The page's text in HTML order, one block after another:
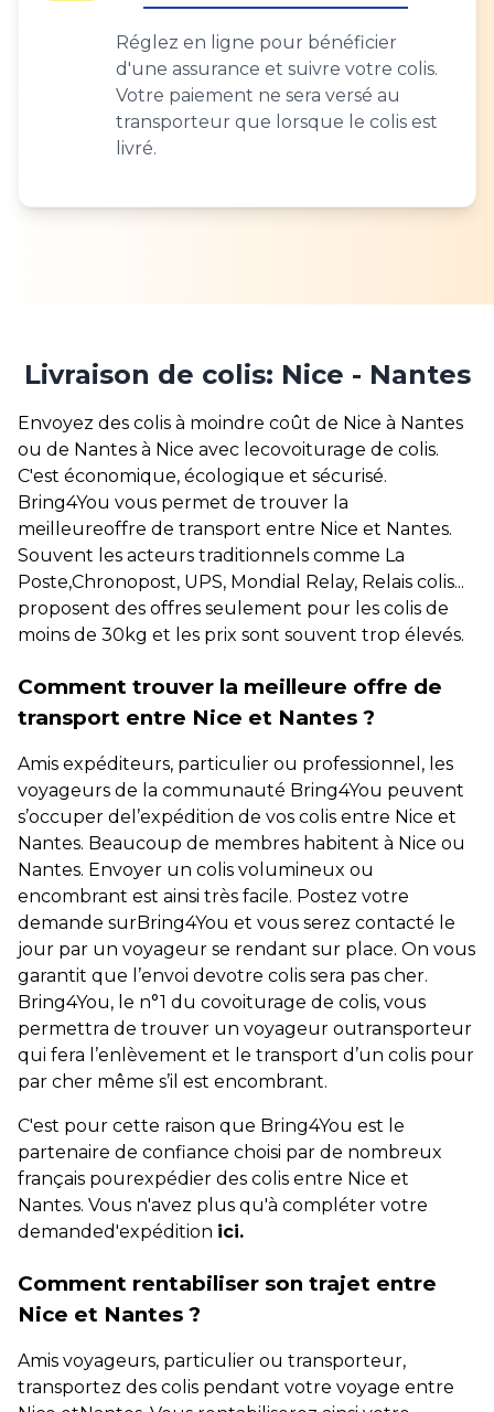
Réglez en ligne pour bénéficier
d'une assurance et suivre votre colis.
Votre paiement ne sera versé au
transporteur que lorsque le colis est
livré.
Livraison de colis: Nice - Nantes
Envoyez des colis à moindre coût de Nice à Nantes
ou de Nantes à Nice avec lecovoiturage de colis.
C'est économique, écologique et sécurisé.
Bring4You vous permet de trouver la
meilleureoffre de transport entre Nice et Nantes.
Souvent les acteurs traditionnels comme La
Poste,Chronopost, UPS, Mondial Relay, Relais colis...
proposent des offres seulement pour les colis de
moins de 30kg et les prix sont souvent trop élevés.
Comment trouver la meilleure offre de
transport entre Nice et Nantes ?
Amis expéditeurs, particulier ou professionnel, les
voyageurs de la communauté Bring4You peuvent
s’occuper del’expédition de vos colis entre Nice et
Nantes. Beaucoup de membres habitent à Nice ou
Nantes. Envoyer un colis volumineux ou
encombrant est ainsi très facile. Postez votre
demande surBring4You et vous serez contacté le
jour par un voyageur se rendant sur place. On vous
garantit que l’envoi devotre colis sera pas cher.
Bring4You, le n°1 du covoiturage de colis, vous
permettra de trouver un voyageur outransporteur
qui fera l’enlèvement et le transport d’un colis pour
par cher même s’il est encombrant.
C'est pour cette raison que Bring4You est le
partenaire de confiance choisi par de nombreux
français pourexpédier des colis entre Nice et
Nantes. Vous n'avez plus qu'à compléter votre
demanded'expédition ici.
Comment rentabiliser son trajet entre
Nice et Nantes ?
Amis voyageurs, particulier ou transporteur,
transportez des colis pendant votre voyage entre